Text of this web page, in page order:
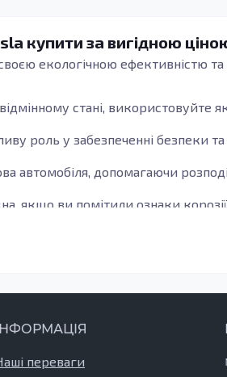
купити за вигідною
екологічною ефективністю та
стані, використовуйте
роль у забезпеченні безпеки та
автомобіля, допомагаючи
якщо ви помітили ознаки
ІНФОРМАЦІЯ
переваги